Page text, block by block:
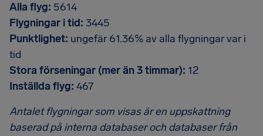
Alla flyg: 5614
Flygningar i tid: 3445
Punktlighet: ungefär 61.36% av alla flygningar var i
tid
Stora förseningar (mer än 3 timmar): 12
Inställda flyg: 467
Antalet flygningar som visas är en uppskattning
baserad på interna databaser och databaser från